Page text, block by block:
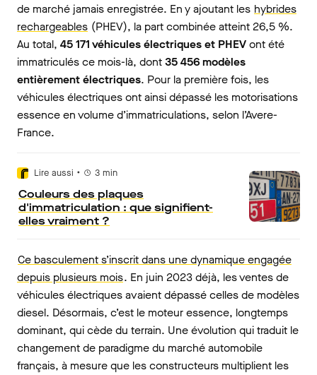
de marché jamais enregistrée. En y ajoutant les hybrides
rechargeables (PHEV), la part combinée atteint 26,5 %.
Au total, 45 171 véhicules électriques et PHEVont été
immatriculés ce mois-là, dont35 456 modèles
entièrement électriques. Pour la première fois, les
véhicules électriques ont ainsi dépassé les motorisations
essence en volume d’immatriculations, selon l’Avere-
France.
Lire aussi • 3 min
Couleurs des plaques
d'immatriculation : que signifient-
elles vraiment ?
Ce basculement s’inscrit dans une dynamique engagée
depuis plusieurs mois. En juin 2023 déjà, les ventes de
véhicules électriques avaient dépassé celles de modèles
diesel. Désormais, c’est le moteur essence, longtemps
dominant, qui cède du terrain. Une évolution qui traduit le
changement de paradigme du marché automobile
français, à mesure que les constructeurs multiplient les